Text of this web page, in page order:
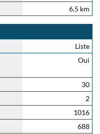
6.5 km
Liste
Oui
30
2
1016
688